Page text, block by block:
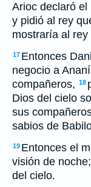
Arioc declaró el
y pidió al rey
mostraría al
17 Entonces
negocio a
compañeros, 18
Dios del cielo
sus
sabios de
19 Entonces el
visión de
del cielo.